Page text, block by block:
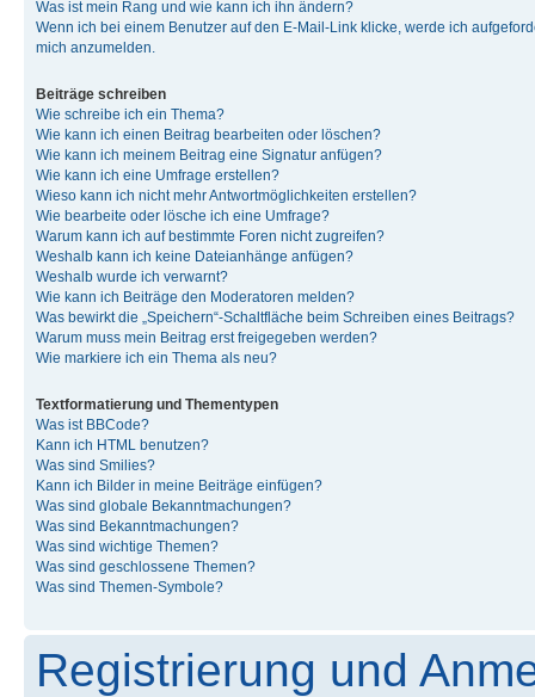
Was ist mein Rang und wie kann ich ihn ändern?
Wenn ich bei einem Benutzer auf den E-Mail-Link klicke, werde ich
mich anzumelden.
Beiträge schreiben
Wie schreibe ich ein Thema?
Wie kann ich einen Beitrag bearbeiten oder löschen?
Wie kann ich meinem Beitrag eine Signatur anfügen?
Wie kann ich eine Umfrage erstellen?
Wieso kann ich nicht mehr Antwortmöglichkeiten erstellen?
Wie bearbeite oder lösche ich eine Umfrage?
Warum kann ich auf bestimmte Foren nicht zugreifen?
Weshalb kann ich keine Dateianhänge anfügen?
Weshalb wurde ich verwarnt?
Wie kann ich Beiträge den Moderatoren melden?
Was bewirkt die „Speichern“-Schaltfläche beim Schreiben eines Beitrags?
Warum muss mein Beitrag erst freigegeben werden?
Wie markiere ich ein Thema als neu?
Textformatierung und Thementypen
Was ist BBCode?
Kann ich HTML benutzen?
Was sind Smilies?
Kann ich Bilder in meine Beiträge einfügen?
Was sind globale Bekanntmachungen?
Was sind Bekanntmachungen?
Was sind wichtige Themen?
Was sind geschlossene Themen?
Was sind Themen-Symbole?
Registrierung und